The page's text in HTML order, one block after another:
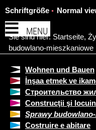
MENU
Schriftgröße Normal
Sie sind hier: Startseite,
budowlano-mieszkaniowe
Wohnen und Bauen
İnşaa etmek ve
Строительство
Construcţii şi
Sprawy
Costruire e abitare